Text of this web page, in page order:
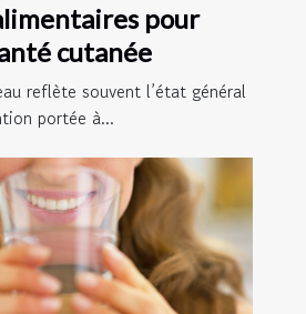
pour
cutanée
reflète souvent l’état général
portée à...